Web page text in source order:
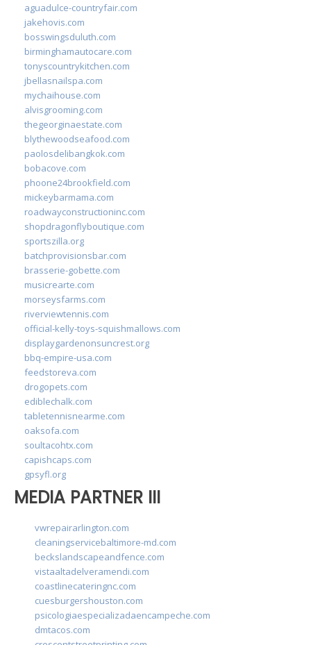
aguadulce-countryfair.com
jakehovis.com
bosswingsduluth.com
birminghamautocare.com
tonyscountrykitchen.com
jbellasnailspa.com
mychaihouse.com
alvisgrooming.com
thegeorginaestate.com
blythewoodseafood.com
paolosdelibangkok.com
bobacove.com
phoone24brookfield.com
mickeybarmama.com
roadwayconstructioninc.com
shopdragonflyboutique.com
sportszilla.org
batchprovisionsbar.com
brasserie-gobette.com
musicrearte.com
morseysfarms.com
riverviewtennis.com
official-kelly-toys-squishmallows.com
displaygardenonsuncrest.org
bbq-empire-usa.com
feedstoreva.com
drogopets.com
ediblechalk.com
tabletennisnearme.com
oaksofa.com
soultacohtx.com
capishcaps.com
gpsyfl.org
MEDIA PARTNER III
vwrepairarlington.com
cleaningservicebaltimore-md.com
beckslandscapeandfence.com
vistaaltadelveramendi.com
coastlinecateringnc.com
cuesburgershouston.com
psicologiaespecializadaencampeche.com
dmtacos.com